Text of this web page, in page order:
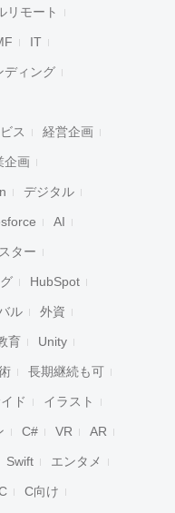
リモート
IT
ディング
ス 経営企画
企画
デジタル
AI
ター
HubSpot
ル 外資
育 Unity
長期継続も可
ド イラスト
C# VR AR
Swift エンタメ
C向け